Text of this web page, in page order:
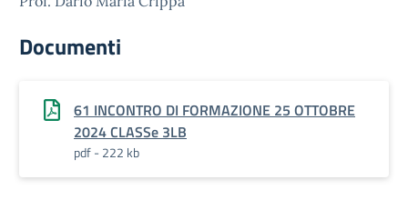
Documenti
61 INCONTRO DI FORMAZIONE 25 OTTOBRE
2024 CLASSe 3LB
pdf - 222 kb